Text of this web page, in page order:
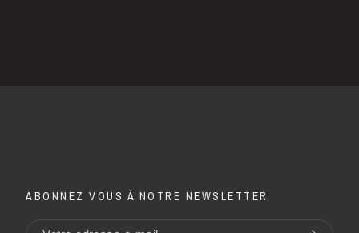
ABONNEZ VOUS À NOTRE NEWSLETTER